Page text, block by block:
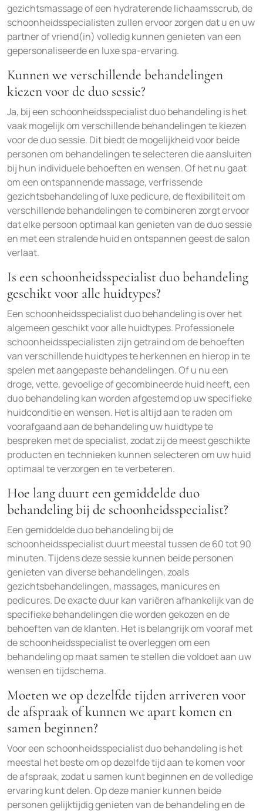
gezichtsmassage of een hydraterende lichaamsscrub, de
schoonheidsspecialisten zullen ervoor zorgen dat u en uw
partner of vriend(in) volledig kunnen genieten van een
gepersonaliseerde en luxe spa-ervaring.
Kunnen we verschillende behandelingen
kiezen voor de duo sessie?
Ja, bij een schoonheidsspecialist duo behandeling is het
vaak mogelijk om verschillende behandelingen te kiezen
voor de duo sessie. Dit biedt de mogelijkheid voor beide
personen om behandelingen te selecteren die aansluiten
bij hun individuele behoeften en wensen. Of het nu gaat
om een ontspannende massage, verfrissende
gezichtsbehandeling of luxe pedicure, de flexibiliteit om
verschillende behandelingen te combineren zorgt ervoor
dat elke persoon optimaal kan genieten van de duo sessie
en met een stralende huid en ontspannen geest de salon
verlaat.
Is een schoonheidsspecialist duo behandeling
geschikt voor alle huidtypes?
Een schoonheidsspecialist duo behandeling is over het
algemeen geschikt voor alle huidtypes. Professionele
schoonheidsspecialisten zijn getraind om de behoeften
van verschillende huidtypes te herkennen en hierop in te
spelen met aangepaste behandelingen. Of u nu een
droge, vette, gevoelige of gecombineerde huid heeft, een
duo behandeling kan worden afgestemd op uw specifieke
huidconditie en wensen. Het is altijd aan te raden om
voorafgaand aan de behandeling uw huidtype te
bespreken met de specialist, zodat zij de meest geschikte
producten en technieken kunnen selecteren om uw huid
optimaal te verzorgen en te verbeteren.
Hoe lang duurt een gemiddelde duo
behandeling bij de schoonheidsspecialist?
Een gemiddelde duo behandeling bij de
schoonheidsspecialist duurt meestal tussen de 60 tot 90
minuten. Tijdens deze sessie kunnen beide personen
genieten van diverse behandelingen, zoals
gezichtsbehandelingen, massages, manicures en
pedicures. De exacte duur kan variëren afhankelijk van de
specifieke behandelingen die worden gekozen en de
behoeften van de klanten. Het is belangrijk om vooraf met
de schoonheidsspecialist te overleggen om een
behandeling op maat samen te stellen die voldoet aan uw
wensen en tijdschema.
Moeten we op dezelfde tijden arriveren voor
de afspraak of kunnen we apart komen en
samen beginnen?
Voor een schoonheidsspecialist duo behandeling is het
meestal het beste om op dezelfde tijd aan te komen voor
de afspraak, zodat u samen kunt beginnen en de volledige
ervaring kunt delen. Op deze manier kunnen beide
personen gelijktijdig genieten van de behandeling en de